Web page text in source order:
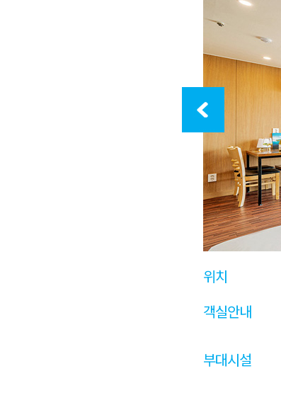
위치
객실안내
부대시설